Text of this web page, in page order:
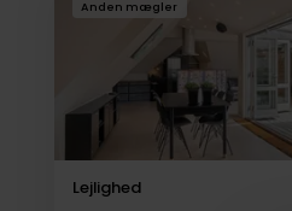
salg
Anden mægler
Lejlighed